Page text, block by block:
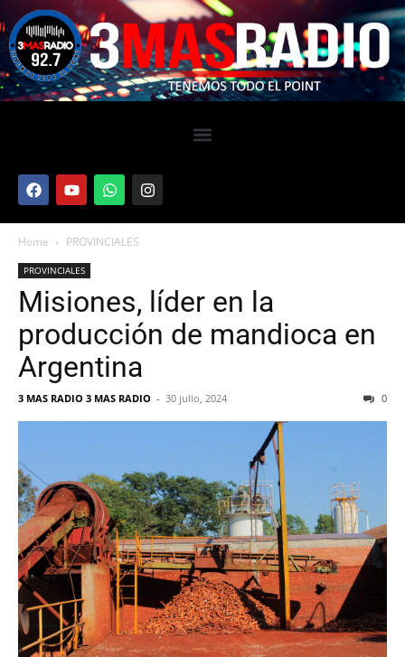
Home PROVINCIALES
PROVINCIALES
Misiones, líder en la
producción de mandioca en
Argentina
3 MAS RADIO 3 MAS RADIO - 30 julio, 2024 0